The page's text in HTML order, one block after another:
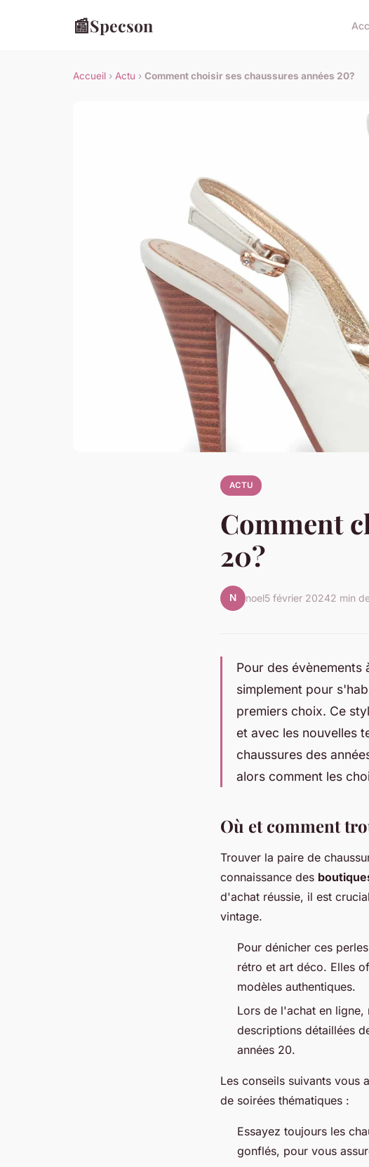
📰Specson
Accueil › Actu › Comment choisir ses chaussures années 20?
ACTU
Comment
20?
N noel5 février 20242 min
Pour des
simplement pour
premiers choix. Ce
et avec les nouvelles
chaussures des
alors comment les
Où et comment
Trouver la paire de
connaissance des
d'achat réussie, il est
vintage.
Pour dénicher ces
rétro et art déco. Elles
modèles authentiques.
Lors de l'achat en
descriptions détaillées
années 20.
Les conseils suivants vous
de soirées thématiques :
Essayez toujours les
gonflés, pour vous